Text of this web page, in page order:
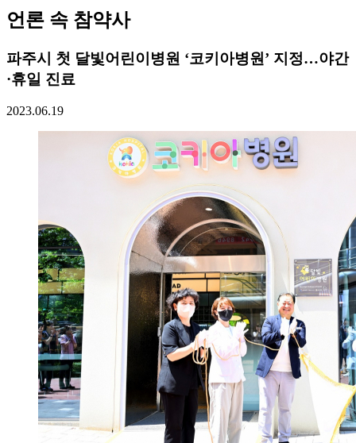
언론 속 참약사
파주시 첫 달빛어린이병원 ‘코키아병원’ 지정…야간
·휴일 진료
2023.06.19